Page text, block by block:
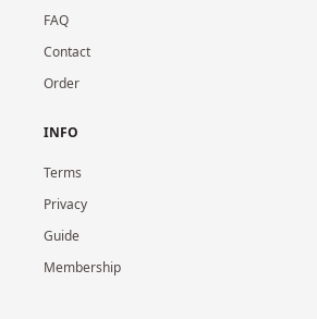
FAQ
Contact
Order
INFO
Terms
Privacy
Guide
Membership